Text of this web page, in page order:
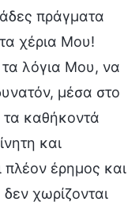
πράγματα
χέρια Μου!
λόγια Μου, να
μέσα στο
καθήκοντά
και
πλέον έρημος και
χωρίζονται